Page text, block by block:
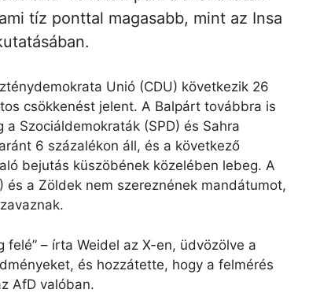
tíz ponttal magasabb, mint az Insa
Unió (CDU) következik 26
csökkenést jelent. A Balpárt továbbra is
a Szociáldemokraták (SPD) és Sahra
6 százalékon áll, és a következő
bejutás küszöbének közelében lebeg. A
és a Zöldek nem szereznének mandátumot,
felé” – írta Weidel az X-en, üdvözölve a
és hozzátette, hogy a felmérés
AfD valóban.